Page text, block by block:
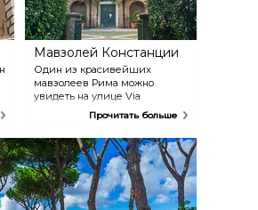
Мавзолей Констанции
Один из красивейших
мавзолеев Рима можно
увидеть на улице Via
Nomentana на севере города.
Купол мавзолея Констанции
украшен искусными
фресками, датируемыми 4ым
веком. Время ожидания в
очереди для проведения
здесь свадебной церемонии
составляет несколько лет.
Прочитать больше